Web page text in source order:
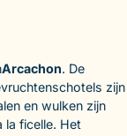
Arcachon. De
zijn
en wulken zijn
la ficelle. Het